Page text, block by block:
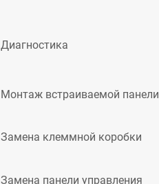
Диагностика
Монтаж встраиваемой панели
Замена клеммной коробки
Замена панели управления